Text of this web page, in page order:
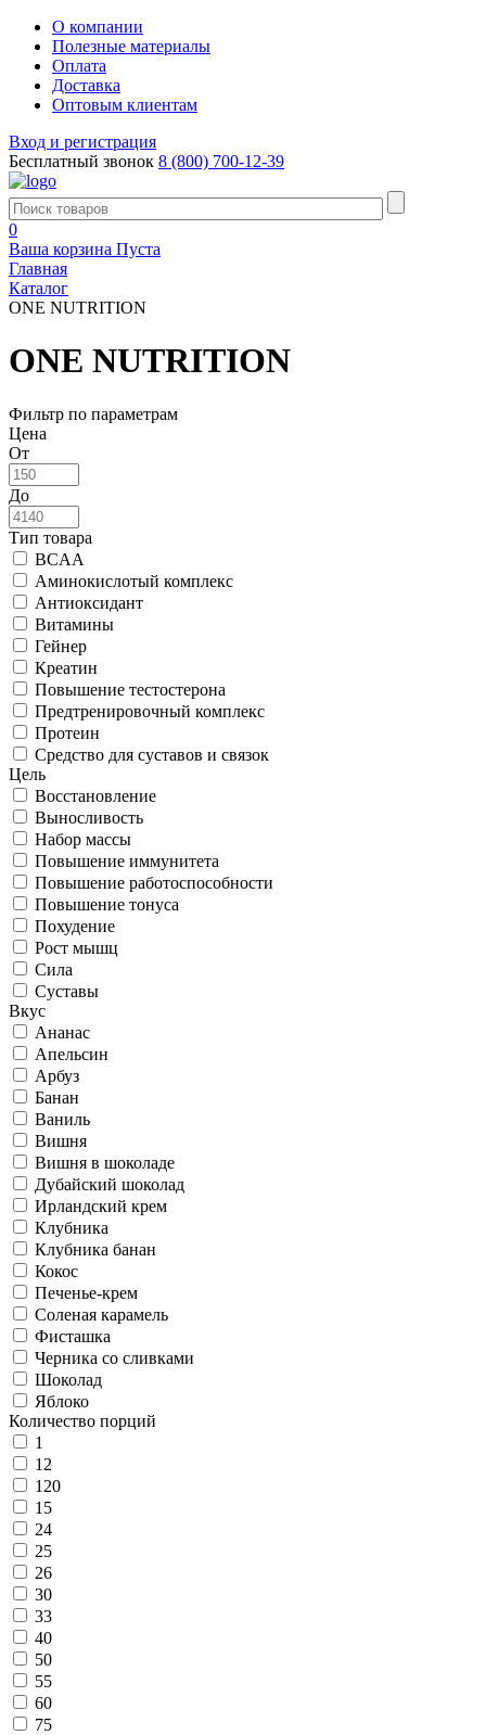
О компании
Полезные материалы
Оплата
Доставка
Оптовым клиентам
Вход и регистрация
Бесплатный звонок 8 (800) 700-12-39
0
Ваша корзина Пуста
Главная
Каталог
ONE NUTRITION
ONE NUTRITION
Фильтр по параметрам
Цена
От
До
Тип товара
BCAA
Аминокислотый комплекс
Антиоксидант
Витамины
Гейнер
Креатин
Повышение тестостерона
Предтренировочный комплекс
Протеин
Средство для суставов и связок
Цель
Восстановление
Выносливость
Набор массы
Повышение иммунитета
Повышение работоспособности
Повышение тонуса
Похудение
Рост мышц
Сила
Суставы
Вкус
Ананас
Апельсин
Арбуз
Банан
Ваниль
Вишня
Вишня в шоколаде
Дубайский шоколад
Ирландский крем
Клубника
Клубника банан
Кокос
Печенье-крем
Соленая карамель
Фисташка
Черника со сливками
Шоколад
Яблоко
Количество порций
1
12
120
15
24
25
26
30
33
40
50
55
60
75